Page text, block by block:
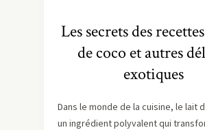
Les secrets des
de coco et autres
exotiques
Dans le monde de la cuisine, le lait
un ingrédient polyvalent qui